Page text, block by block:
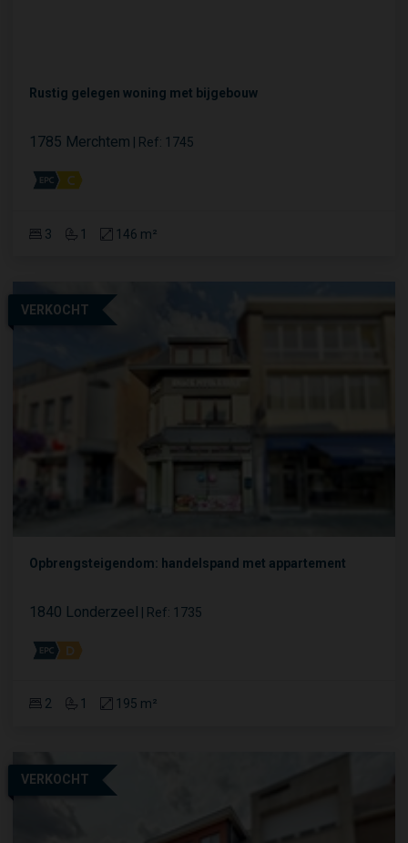
Rustig gelegen woning met bijgebouw
1785 Merchtem Ref: 1745
3 1 146 m²
VERKOCHT
Opbrengsteigendom: handelspand met appartement
1840 Londerzeel | Ref: 1735
2 1 195 m²
VERKOCHT